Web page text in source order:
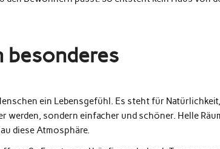
besonderes
ein Lebensgefühl. Es steht für Natürlichkeit,
sondern einfacher und schöner. Helle
diese Atmosphäre.